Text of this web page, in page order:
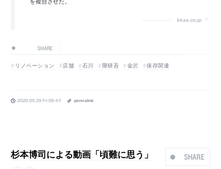
kkaa.co.jp
SHARE
リノベーション 店舗 石川 隈研吾 金沢 保存関連
2020.05.29 Fri 06:43 permalink
SHARE
杉本博司による動画「頃難に思う」